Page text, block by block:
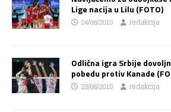
Lige nacija u Lilu (FOTO)
24/06/2018 redakcija
Odlična igra Srbije
pobedu protiv Kanade
23/06/2018 redakcija